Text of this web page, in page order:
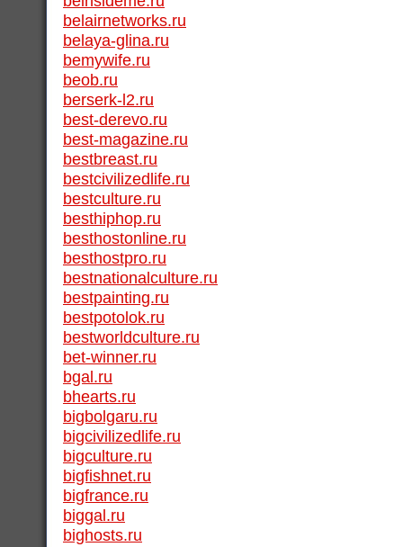
belairnetworks.ru
belaya-glina.ru
bemywife.ru
beob.ru
berserk-l2.ru
best-derevo.ru
best-magazine.ru
bestbreast.ru
bestcivilizedlife.ru
bestculture.ru
besthiphop.ru
besthostonline.ru
besthostpro.ru
bestnationalculture.ru
bestpainting.ru
bestpotolok.ru
bestworldculture.ru
bet-winner.ru
bgal.ru
bhearts.ru
bigbolgaru.ru
bigcivilizedlife.ru
bigculture.ru
bigfishnet.ru
bigfrance.ru
biggal.ru
bighosts.ru